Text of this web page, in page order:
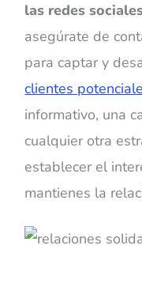
las redes
asegúrate de
para captar y
clientes
informativo, una
cualquier otra
establecer el
mantienes la